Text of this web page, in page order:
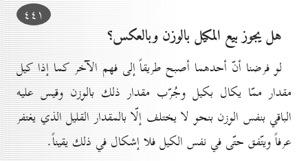
٤٤۱
هل يجوز بيع المكيل بالوزن وبالعكس؟
لو فرضنا أنّ أحدهما أصبح طريقاً إلى فهم الآخر كما إذا كيل
مقدار ممّا يكال بكيل وجُرّب مقدار ذلك بالوزن وقيس عليه
الباقي بنفس الوزن بنحو لا يختلف إلّا بالمقدار القليل الذي يغتفر
عرفاً ويتّفق حتّى في نفس الكيل فلا إشكال في ذلك يقيناً.